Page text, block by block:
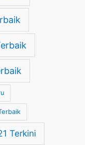
Terkini